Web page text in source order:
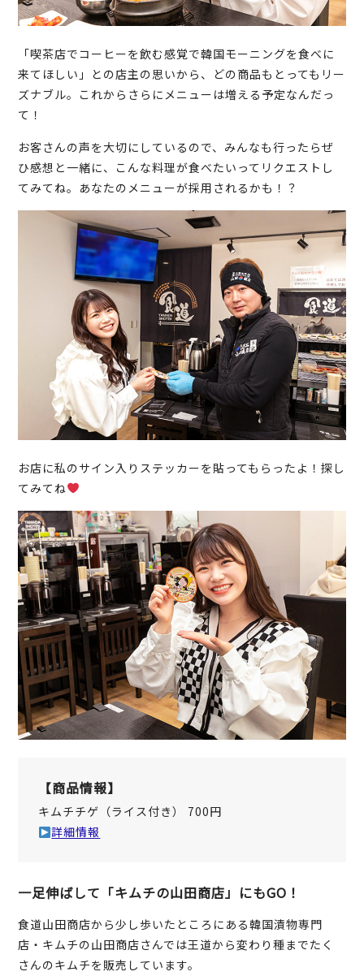
「喫茶店でコーヒーを飲む感覚で韓国モーニングを食べに
来てほしい」との店主の思いから、どの商品もとってもリー
ズナブル。これからさらにメニューは増える予定なんだっ
て！
お客さんの声を大切にしているので、みんなも行ったらぜ
ひ感想と一緒に、こんな料理が食べたいってリクエストし
てみてね。あなたのメニューが採用されるかも！？
お店に私のサイン入りステッカーを貼ってもらったよ！探し
てみてね
【商品情報】
キムチチゲ（ライス付き） 700円
詳細情報
一足伸ばして「キムチの山田商店」にもGO！
食道山田商店から少し歩いたところにある韓国漬物専門
店・キムチの山田商店さんでは王道から変わり種までたく
さんのキムチを販売しています。